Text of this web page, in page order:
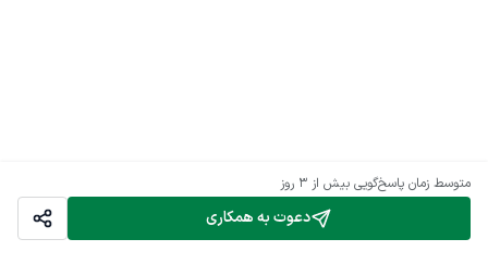
دعوت به همکاری
متوسط زمان پاسخ‌گویی بیش از ۳ روز